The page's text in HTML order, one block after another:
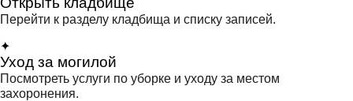
Перейти к разделу кладбища и списку записей.
✦
Уход за могилой
Посмотреть услуги по уборке и уходу за местом
захоронения.